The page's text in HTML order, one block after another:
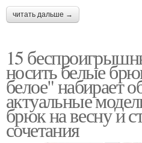
читать дальше →
15
носить белые
белое" набирает
актуальные
брюк на весну и
сочетания